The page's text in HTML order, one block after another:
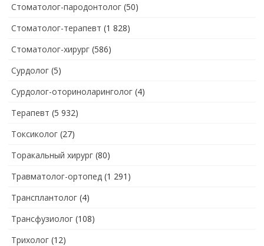
Стоматолог-пародонтолог (50)
Стоматолог-терапевт (1 828)
Стоматолог-хирург (586)
Сурдолог (5)
Сурдолог-оториноларинголог (4)
Терапевт (5 932)
Токсиколог (27)
Торакальный хирург (80)
Травматолог-ортопед (1 291)
Трансплантолог (4)
Трансфузиолог (108)
Трихолог (12)